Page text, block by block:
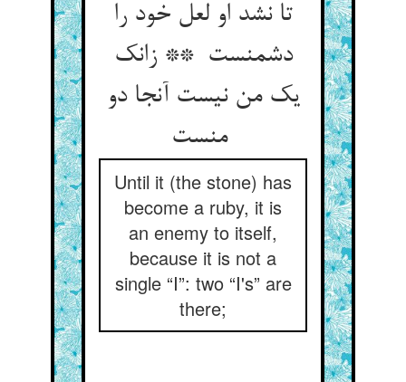
تا نشد او لعل خود را
دشمنست ** زانک
یک من نیست آنجا دو
منست
Until it (the stone) has
become a ruby, it is
an enemy to itself,
because it is not a
single “I”: two “I's” are
there;